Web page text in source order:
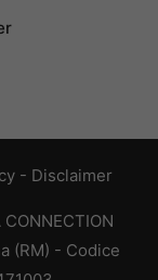
- Disclaimer
(RM) - Codice